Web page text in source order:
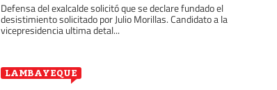
Defensa del exalcalde solicitó que se declare fundado el
desistimiento solicitado por Julio Morillas. Candidato a la
vicepresidencia ultima detal...
LAMBAYEQUE